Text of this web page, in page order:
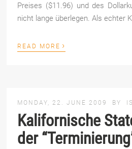
Preises ($11.96) und des
nicht lange überlegen. Als echter
READ MORE ›
MONDAY, 22. JUNE 2009 BY
Kalifornische
der